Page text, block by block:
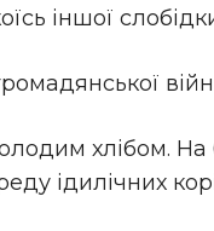
іншої
хлібом.
ідилічних